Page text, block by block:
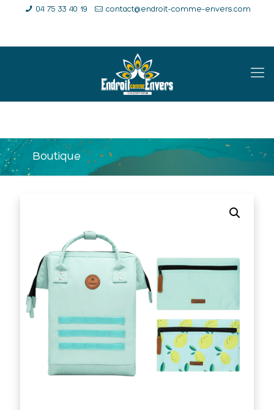
04 75 33 40 19 contact@endroit-comme-envers.com
Boutique